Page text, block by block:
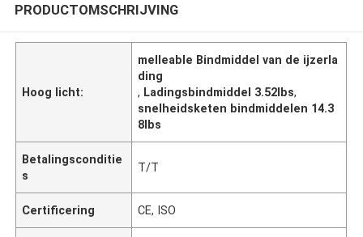
PRODUCTOMSCHRIJVING
Hoog licht:
melleable Bindmiddel van de ijzerla
ding
, Ladingsbindmiddel 3.52lbs,
snelheidsketen bindmiddelen 14.3
8lbs
Betalingsconditie
s
T/T
Certificering CE, ISO